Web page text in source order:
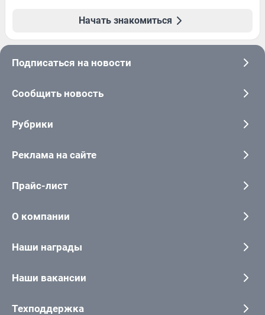
Начать знакомиться
Подписаться на новости
Сообщить новость
Рубрики
Реклама на сайте
Прайс-лист
О компании
Наши награды
Наши вакансии
Техподдержка